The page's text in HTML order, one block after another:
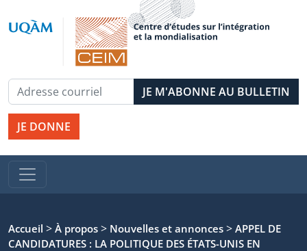
JE DONNE
Accueil > À propos > Nouvelles et annonces > APPEL DE
CANDIDATURES : LA POLITIQUE DES ÉTATS-UNIS EN